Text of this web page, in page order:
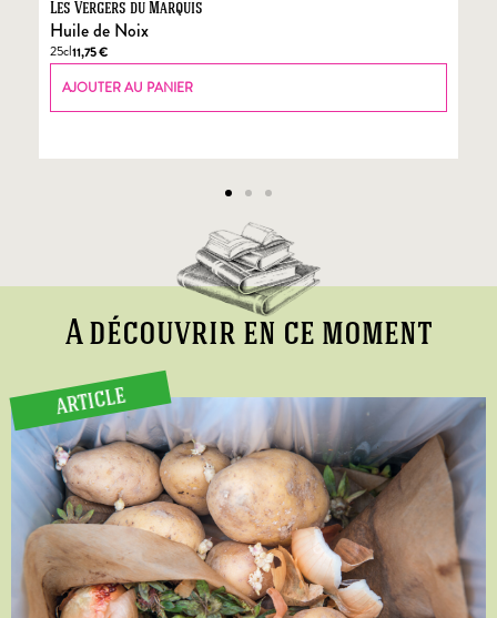
Les Vergers du Marquis
Huile de Noix
25cl11,75€
AJOUTER AU PANIER
A découvrir en ce moment
ARTICLE